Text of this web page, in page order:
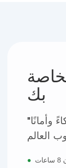
بك
وأمانًا"
●